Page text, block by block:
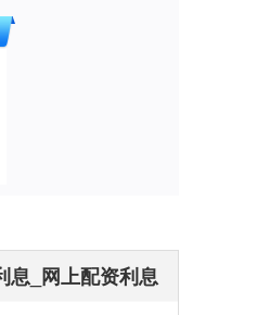
息_网上配资利息